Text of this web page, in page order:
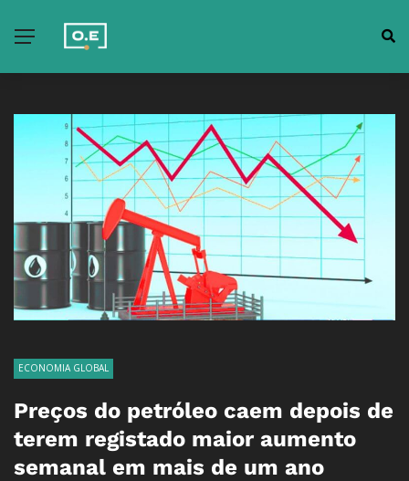
ECONOMIA GLOBAL
Preços do petróleo caem depois de
terem registado maior aumento
semanal em mais de um ano